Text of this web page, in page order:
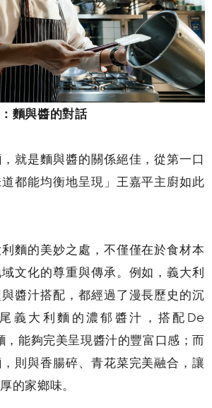
麵與醬的對話
，就是麵與醬的關係絕佳，從第一口
都能均衡地呈現」王嘉平主廚如此
麵的美妙之處，不僅僅在於食材本
文化的尊重與傳承。例如，義大利
醬汁搭配，都經過了漫長歷史的沉
義大利麵的濃郁醬汁，搭配De
能夠完美呈現醬汁的豐富口感；而
則與香腸碎、青花菜完美融合，讓
的家鄉味。